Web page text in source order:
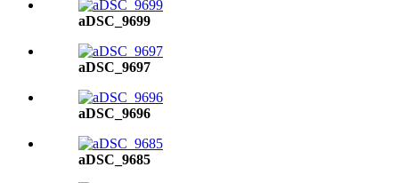
aDSC_9699
aDSC_9697
aDSC_9696
aDSC_9685